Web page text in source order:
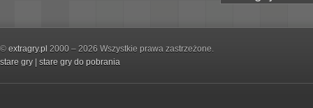
© extragry.pl 2000 – 2026 Wszystkie prawa zastrzeżone.
stare gry
stare gry do pobrania